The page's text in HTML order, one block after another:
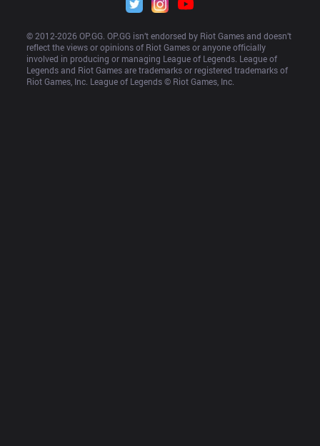
© 2012-2026 OP.GG. OP.GG isn’t endorsed by Riot Games and doesn’t
reflect the views or opinions of Riot Games or anyone officially
involved in producing or managing League of Legends. League of
Legends and Riot Games are trademarks or registered trademarks of
Riot Games, Inc. League of Legends © Riot Games, Inc.